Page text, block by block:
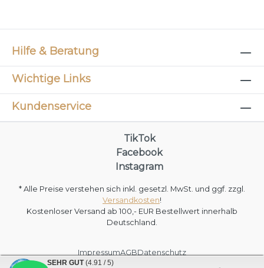
Hilfe & Beratung
Wichtige Links
Kundenservice
TikTok
Facebook
Instagram
* Alle Preise verstehen sich inkl. gesetzl. MwSt. und ggf. zzgl.
Versandkosten!
Kostenloser Versand ab 100,- EUR Bestellwert innerhalb
Deutschland.
ImpressumAGBDatenschutz
SEHR GUT (4.91 / 5)